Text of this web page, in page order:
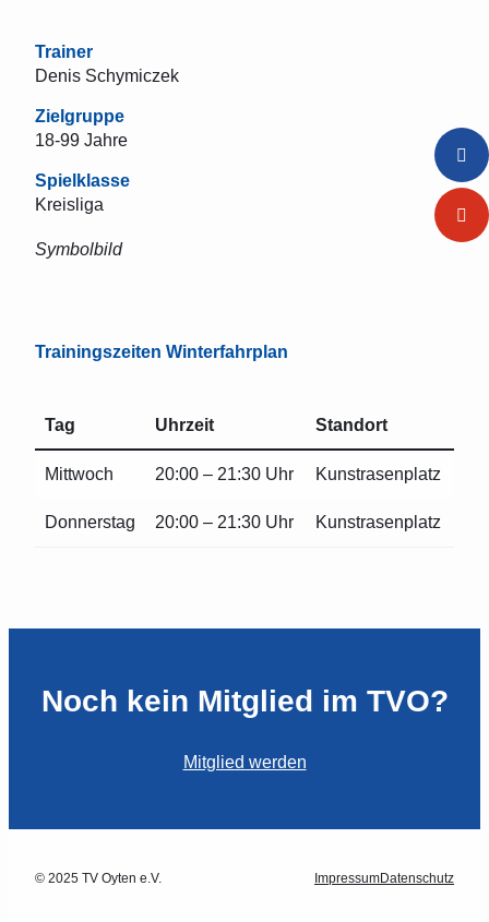
Trainer
Denis Schymiczek
Zielgruppe
18-99 Jahre
Spielklasse
Kreisliga
Symbolbild
Trainingszeiten Winterfahrplan
Tag Uhrzeit Standort
Mittwoch 20:00 – 21:30 Uhr Kunstrasenplatz
Donnerstag 20:00 – 21:30 Uhr Kunstrasenplatz
Noch kein Mitglied im TVO?
Mitglied werden
© 2025 TV Oyten e.V. ImpressumDatenschutz